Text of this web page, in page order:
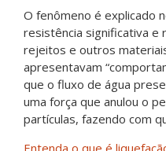
O fenômeno é explicado
resistência significativa e
rejeitos e outros
apresentavam
que o fluxo de água
uma força que anulou o
partículas, fazendo com